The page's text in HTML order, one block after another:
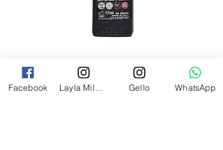
לק ג'ל לילה מילאנו צבע שחור פחם 17
מ"ל Black - 17
Facebook Gello WhatsApp